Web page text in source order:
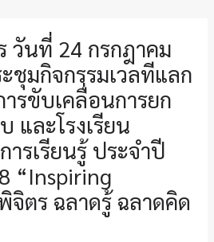
วันที่ 24 กรกฎาคม
ชุมกิจกรรมเวลทีแลก
ารขับเคลื่อนการยก
และโรงเรียน
รเรียนรู้ ประจำปี
“Inspiring
จิตร ฉลาดรู้ ฉลาดคิด